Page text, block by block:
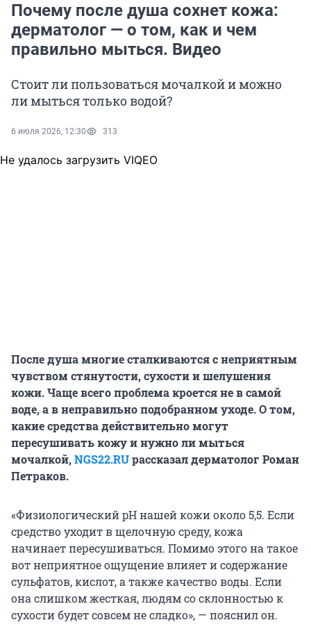
Почему после душа сохнет кожа:
дерматолог — о том, как и чем
правильно мыться. Видео
Стоит ли пользоваться мочалкой и можно
ли мыться только водой?
6 июля 2026, 12:30 313
Не удалось загрузить VIQEO
После душа многие сталкиваются с неприятным
чувством стянутости, сухости и шелушения
кожи. Чаще всего проблема кроется не в самой
воде, а в неправильно подобранном уходе. О том,
какие средства действительно могут
пересушивать кожу и нужно ли мыться
мочалкой,NGS22.RUрассказал дерматолог Роман
Петраков.
«Физиологический pH нашей кожи около 5,5. Если
средство уходит в щелочную среду, кожа
начинает пересушиваться. Помимо этого на такое
вот неприятное ощущение влияет и содержание
сульфатов, кислот, а также качество воды. Если
она слишком жесткая, людям со склонностью к
сухости будет совсем не сладко», — пояснил он.